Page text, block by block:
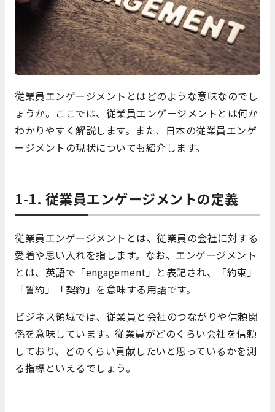
従業員エンゲージメントとはどのような意味なのでし
ょうか。ここでは、従業員エンゲージメントとは何か
わかりやすく解説します。また、日本の従業員エンゲ
ージメントの現状についても紹介します。
1-1. 従業員エンゲージメントの定義
従業員エンゲージメントとは、従業員の会社に対する
愛着や思い入れを指します。なお、エンゲージメント
とは、英語で「engagement」と表記され、「約束」
「誓約」「契約」を意味する用語です。
ビジネス領域では、従業員と会社のつながりや信頼関
係を意味しています。従業員がどのくらい会社を信頼
しており、どのくらい貢献したいと思っているかを測
る指標といえるでしょう。